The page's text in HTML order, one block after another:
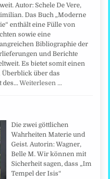
Autor: Schele De Vere,
Das Buch „Moderne
enthält eine Fülle von
sowie eine
Bibliographie der
und Berichte
Es bietet somit einen
über das
des…Weiterlesen …
Die zwei göttlichen
Wahrheiten Materie und
Geist. Autorin: Wagner,
Belle M. Wir können mit
Sicherheit sagen, dass „Im
Tempel der Isis“